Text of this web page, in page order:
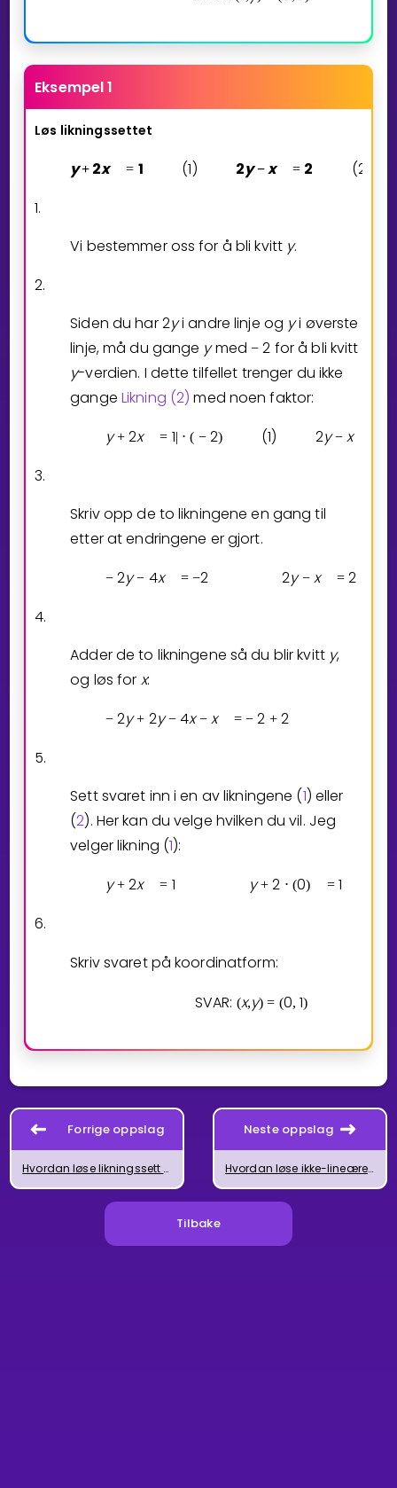
Eksempel 1
Løs likningssettet
y+ 2x = 1 (1) 2y −x = 2
(2)
1.
Vi bestemmer oss for å bli kvitt y.
2.
Siden du har2yi andre linje og yi øverste
linje, må du gange ymed− 2 for å bli kvitt
y-verdien. I dette tilfellet trenger du ikke
gange Likning (2) med noen faktor:
y + 2x = 1| ⋅ ( − 2) (1) 2y − x
3.
Skriv opp de to likningene en gang til
etter at endringene er gjort.
− 2y − 4x = −2 2y − x = 2
4.
Adder de to likningene så du blir kvitt y,
og løs for x:
− 2y + 2y − 4x − x = − 2 + 2
5.
Sett svaret inn i en av likningene (1) eller
(2). Her kan du velge hvilken du vil. Jeg
velger likning (1):
y + 2x = 1 y + 2 ⋅ (0) = 1
6.
Skriv svaret på koordinatform:
SVAR: (x,y) = (0, 1)
Forrige oppslag
Hvordan løse likningssett med innsettingsmetoden
Neste oppslag
Hvordan løse ikke-lineære likningssett
Tilbake